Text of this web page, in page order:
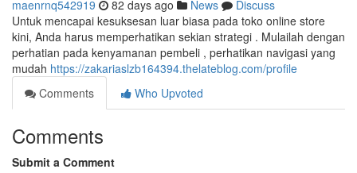
maenrnq542919 82 days ago News
Discuss
Untuk mencapai kesuksesan luar biasa pada toko online store
kini, Anda harus memperhatikan sekian strategi . Mulailah dengan
perhatian pada kenyamanan pembeli , perhatikan navigasi yang
mudah https://zakariaslzb164394.thelateblog.com/profile
Comments
Who Upvoted
Comments
Submit a Comment